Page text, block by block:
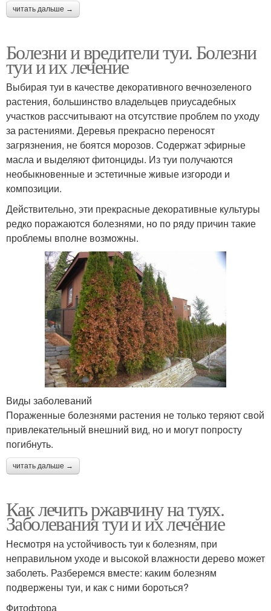
читать дальше →
Болезни и вредители туи. Болезни
туи и их лечение
Выбирая туи в качестве декоративного вечнозеленого
растения, большинство владельцев приусадебных
участков рассчитывают на отсутствие проблем по уходу
за растениями. Деревья прекрасно переносят
загрязнения, не боятся морозов. Содержат эфирные
масла и выделяют фитонциды. Из туи получаются
необыкновенные и эстетичные живые изгороди и
композиции.
Действительно, эти прекрасные декоративные культуры
редко поражаются болезнями, но по ряду причин такие
проблемы вполне возможны.
Виды заболеваний
Пораженные болезнями растения не только теряют свой
привлекательный внешний вид, но и могут попросту
погибнуть.
читать дальше →
Как лечить ржавчину на туях.
Заболевания туи и их лечение
Несмотря на устойчивость туи к болезням, при
неправильном уходе и высокой влажности дерево может
заболеть. Разберемся вместе: каким болезням
подвержены туи, и как с ними бороться?
Фитофтора